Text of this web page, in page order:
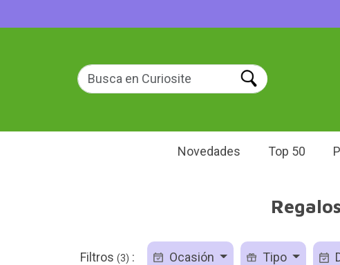
Novedades Top 50
Filtros (3) : Ocasión Tipo